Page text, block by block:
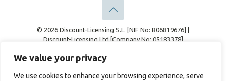
We value your privacy
We use cookies to enhance your browsing experience, serve
© 2026 Discount-Licensing S.L. [NIF No: B06819676] |
Discount-Licensing Ltd [Company No: 05183378]
Información Legal
Política de cookies